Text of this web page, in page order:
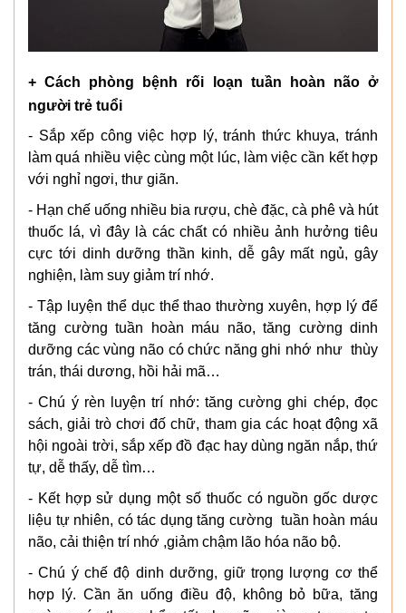
+ Cách phòng bệnh rối loạn tuần hoàn não ở
người trẻ tuổi
- Sắp xếp công việc hợp lý, tránh thức khuya, tránh
làm quá nhiều việc cùng một lúc, làm việc cần kết hợp
với nghỉ ngơi, thư giãn.
- Hạn chế uống nhiều bia rượu, chè đặc, cà phê và hút
thuốc lá, vì đây là các chất có nhiều ảnh hưởng tiêu
cực tới dinh dưỡng thần kinh, dễ gây mất ngủ, gây
nghiện, làm suy giảm trí nhớ.
- Tập luyện thể dục thể thao thường xuyên, hợp lý để
tăng cường tuần hoàn máu não, tăng cường dinh
dưỡng các vùng não có chức năng ghi nhớ như thùy
trán, thái dương, hồi hải mã…
- Chú ý rèn luyện trí nhớ: tăng cường ghi chép, đọc
sách, giải trò chơi đố chữ, tham gia các hoạt động xã
hội ngoài trời, sắp xếp đồ đạc hay dùng ngăn nắp, thứ
tự, dễ thấy, dễ tìm…
- Kết hợp sử dụng một số thuốc có nguồn gốc dược
liệu tự nhiên, có tác dụng tăng cường tuần hoàn máu
não, cải thiện trí nhớ ,giảm chậm lão hóa não bộ.
- Chú ý chế độ dinh dưỡng, giữ trọng lượng cơ thể
hợp lý. Cần ăn uống điều độ, không bỏ bữa, tăng